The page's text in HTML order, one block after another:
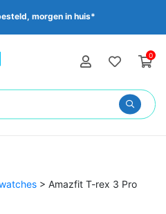
morgen in huis*
0
> Amazfit T-rex 3 Pro